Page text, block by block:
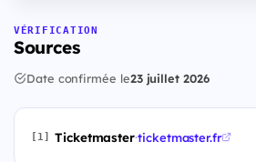
VÉRIFICATION
Sources
Date confirmée le23 juillet 2026
[1] Ticketmaster·ticketmaster.fr